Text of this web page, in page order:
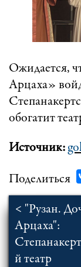
Ожидается,
Арцаха»
обогатит
Источник:
Поделиться
< "Рузан.
Арцаха":
й театр